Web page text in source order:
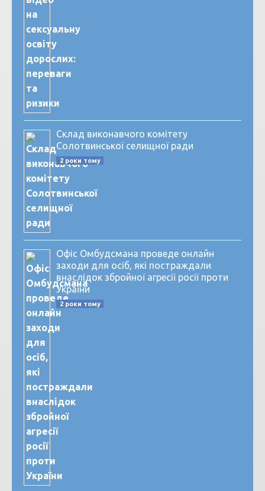
Склад виконавчого комітету
Солотвинської селищної ради
2 роки тому
Офіс Омбудсмана проведе онлайн
заходи для осіб, які постраждали
внаслідок збройної агресії росії проти
України
2 роки тому